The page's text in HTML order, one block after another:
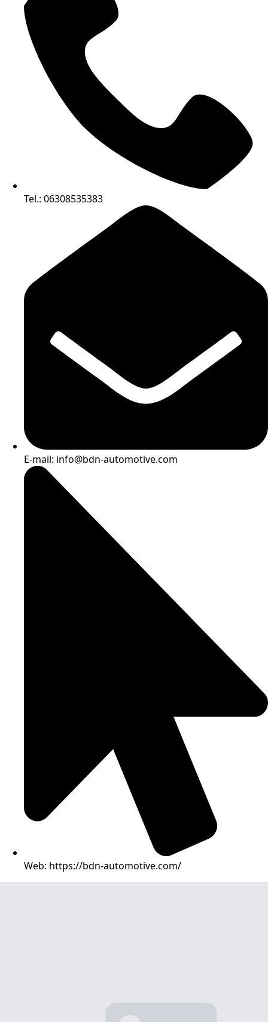
Tel.: 06308535383
E-mail: info@bdn-automotive.com
Web: https://bdn-automotive.com/